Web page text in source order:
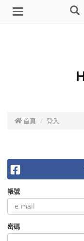
選
搜
首頁 登入
帳號
密碼